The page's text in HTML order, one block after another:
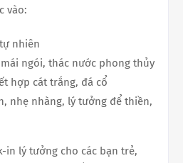
vào:
nhiên
ngói, thác nước phong thủy
hợp cát trắng, đá cổ
nhẹ nhàng, lý tưởng để thiền,
in lý tưởng cho các bạn trẻ,